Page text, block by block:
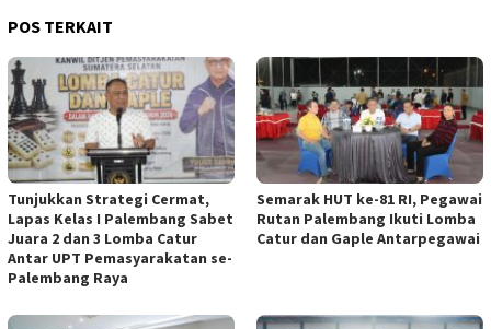
POS TERKAIT
Tunjukkan Strategi Cermat,
Lapas Kelas I Palembang Sabet
Juara 2 dan 3 Lomba Catur
Antar UPT Pemasyarakatan se-
Palembang Raya
Semarak HUT ke-81 RI, Pegawai
Rutan Palembang Ikuti Lomba
Catur dan Gaple Antarpegawai